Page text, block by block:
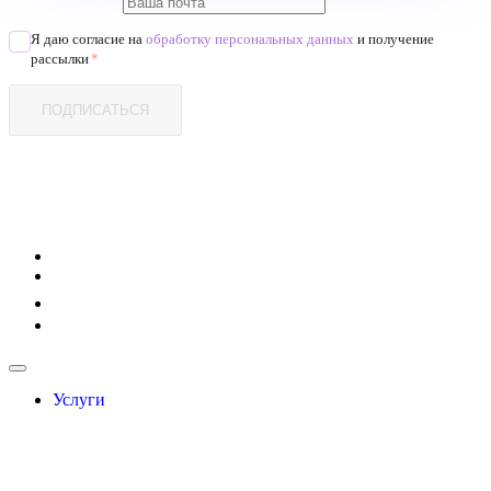
Я даю согласие на обработку персональных данных и получение
рассылки*
ПОДПИСАТЬСЯ
Услуги